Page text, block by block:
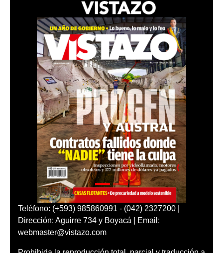
Teléfono: (+593) 985860991 - (042) 2327200 |
Dirección: Aguirre 734 y Boyacá | Email:
webmaster@vistazo.com